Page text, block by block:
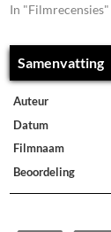
In "Filmrecensies"
Samenvatting
Auteur
Datum
Filmnaam
Beoordeling